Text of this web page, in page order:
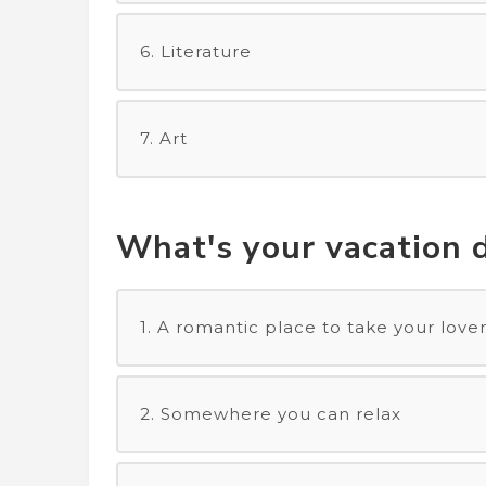
6. Literature
7. Art
What's your vacation
1. A romantic place to take your lover
2. Somewhere you can relax